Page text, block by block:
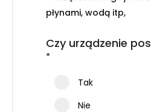
płynami, wodą itp,
Czy urządzenie
*
Tak
Nie